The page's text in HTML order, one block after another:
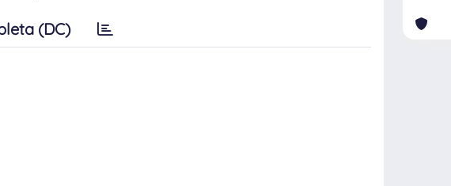
(DC)